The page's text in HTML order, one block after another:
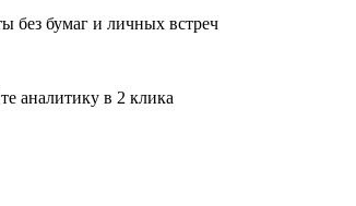
без бумаг и личных встреч
аналитику в 2 клика